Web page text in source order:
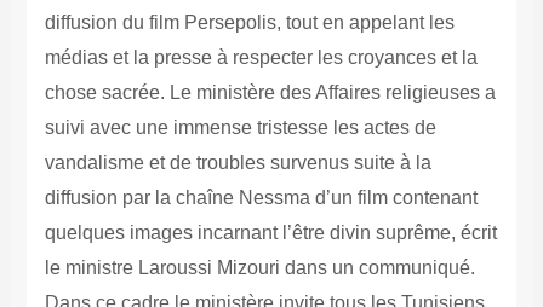
diffusion du film Persepolis, tout en appelant les
médias et la presse à respecter les croyances et la
chose sacrée. Le ministère des Affaires religieuses a
suivi avec une immense tristesse les actes de
vandalisme et de troubles survenus suite à la
diffusion par la chaîne Nessma d’un film contenant
quelques images incarnant l’être divin suprême, écrit
le ministre Laroussi Mizouri dans un communiqué.